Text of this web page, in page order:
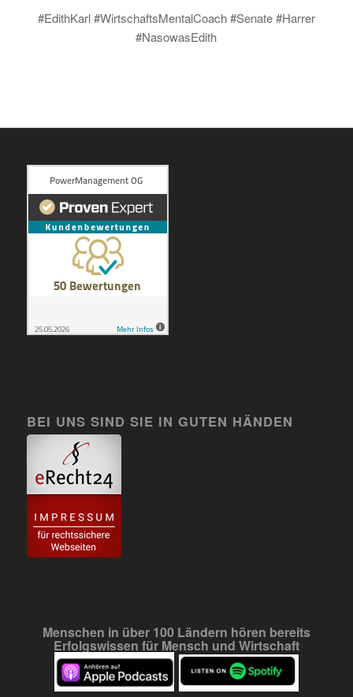
#EdithKarl #WirtschaftsMentalCoach #Senate #Harrer
#NasowasEdith
BEI UNS SIND SIE IN GUTEN HÄNDEN
Menschen in über 100 Ländern hören bereits
Erfolgswissen für Mensch und Wirtschaft